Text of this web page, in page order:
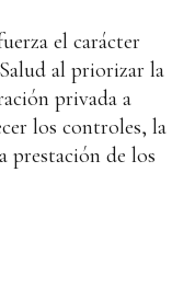
el carácter
al priorizar la
privada a
los controles, la
prestación de los